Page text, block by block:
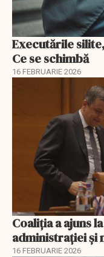
Executările
Ce se schimbă
16 FEBRUARIE 2026
Coaliția a ajuns
administrației și
16 FEBRUARIE 2026